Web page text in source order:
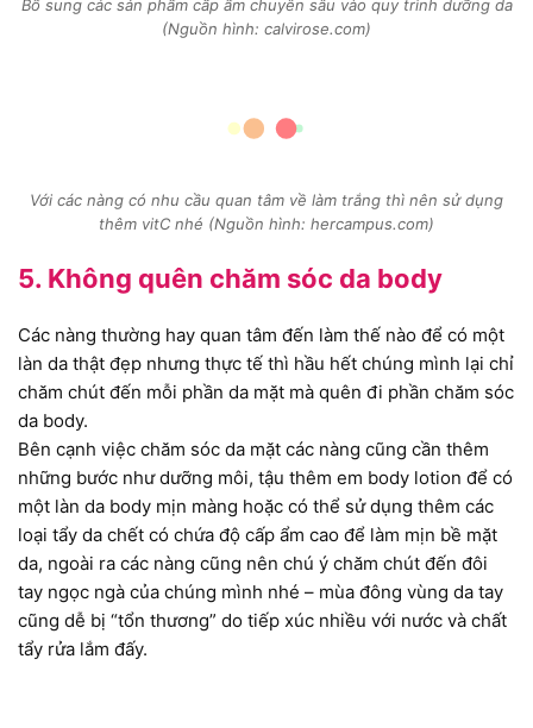
Bổ sung các sản phẩm cấp ẩm chuyên sâu vào quy trình dưỡng da
(Nguồn hình: calvirose.com)
Với các nàng có nhu cầu quan tâm về làm trắng thì nên sử dụng
thêm vitC nhé (Nguồn hình: hercampus.com)
5. Không quên chăm sóc da body
Các nàng thường hay quan tâm đến làm thế nào để có một
làn da thật đẹp nhưng thực tế thì hầu hết chúng mình lại chỉ
chăm chút đến mỗi phần da mặt mà quên đi phần chăm sóc
da body.
Bên cạnh việc chăm sóc da mặt các nàng cũng cần thêm
những bước như dưỡng môi, tậu thêm em body lotion để có
một làn da body mịn màng hoặc có thể sử dụng thêm các
loại tẩy da chết có chứa độ cấp ẩm cao để làm mịn bề mặt
da, ngoài ra các nàng cũng nên chú ý chăm chút đến đôi
tay ngọc ngà của chúng mình nhé – mùa đông vùng da tay
cũng dễ bị “tổn thương” do tiếp xúc nhiều với nước và chất
tẩy rửa lắm đấy.